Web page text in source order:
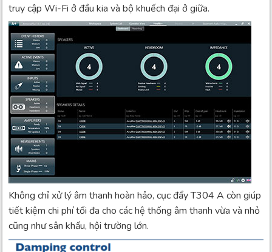
truy cập Wi-Fi ở đầu kia và bộ khuếch đại ở giữa.
Không chỉ xử lý âm thanh hoàn hảo, cục đẩy T304 A còn giúp
tiết kiệm chi phí tối đa cho các hệ thống âm thanh vừa và nhỏ
cũng như sân khấu, hội trường lớn.